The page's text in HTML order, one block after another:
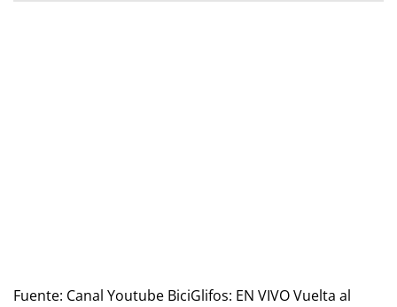
Fuente: Canal Youtube BiciGlifos: EN VIVO Vuelta al